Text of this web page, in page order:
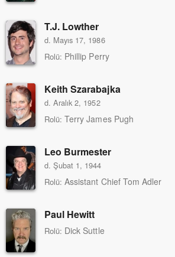
T.J. Lowther
d. Mayıs 17, 1986
Rolü: Phillip Perry
Keith Szarabajka
d. Aralık 2, 1952
Rolü: Terry James Pugh
Leo Burmester
d. Şubat 1, 1944
Rolü: Assistant Chief Tom Adler
Paul Hewitt
Rolü: Dick Suttle